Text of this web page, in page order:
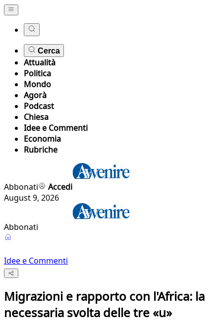
Cerca
Attualità
Politica
Mondo
Agorà
Podcast
Chiesa
Idee e Commenti
Economia
Rubriche
Abbonati
Accedi
August 9, 2026
Abbonati
Idee e Commenti
Migrazioni e rapporto con l'Africa: la
necessaria svolta delle tre «u»